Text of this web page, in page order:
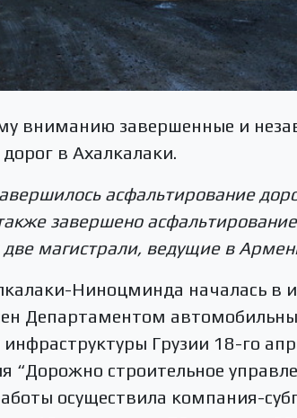
вниманию завершенные и
в Ахалкалаки.
асфальтирование
завершено
магистрали, ведущие в
Ниноцминда началась в
Департаментом
инфраструктуры Грузии 18-го
“Дорожно строительное
осуществила компания-